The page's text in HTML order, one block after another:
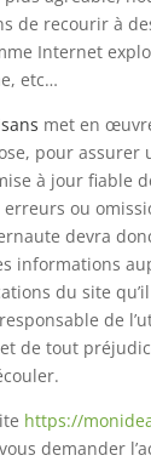
de recourir à
Internet
etc…
met en
pour assurer
à jour fiable
erreurs ou
devra
informations
du site
de
de tout
https://
demander